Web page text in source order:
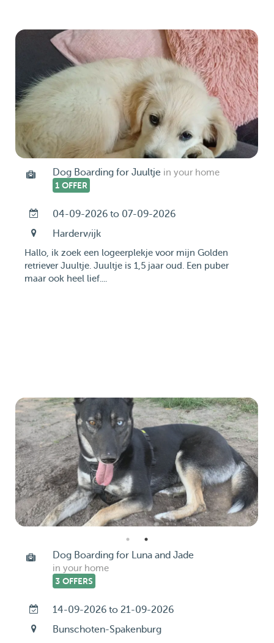
Dog Boarding for Juultje in your home
1 OFFER
04-09-2026 to 07-09-2026
Harderwijk
Hallo, ik zoek een logeerplekje voor mijn Golden
retriever Juultje. Juultje is 1,5 jaar oud. Een puber
maar ook heel lief....
Dog Boarding for Luna and Jade
in your home
3 OFFERS
14-09-2026 to 21-09-2026
Bunschoten-Spakenburg